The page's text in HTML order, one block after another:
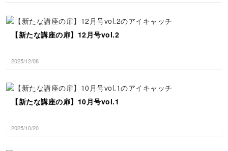
【新たな講座の扉】12月号vol.2
2025/12/08
【新たな講座の扉】10月号vol.1
2025/10/20